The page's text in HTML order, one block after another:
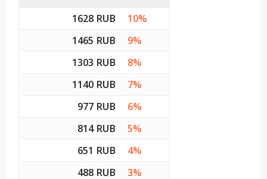
1628 RUB
10%
1465 RUB
9%
1303 RUB
8%
1140 RUB
7%
977 RUB
6%
814 RUB
5%
651 RUB
4%
488 RUB
3%